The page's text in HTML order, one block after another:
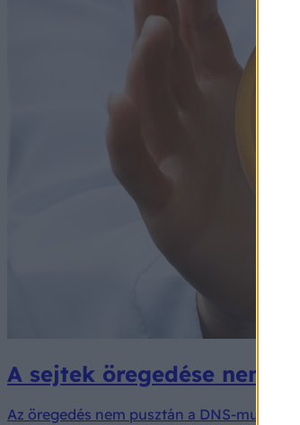
A sejtek öregedése nem
Az öregedés nem pusztán a DNS-